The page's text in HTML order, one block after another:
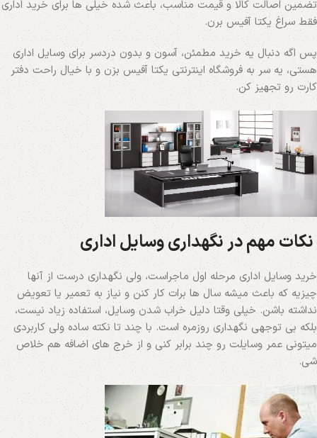
تضمین اصالت کالا و قیمت مناسب، باعث شده خیلی‌ ها برای خرید اداری
فقط سراغ یکتا آفیس برن.
پس اگه دنبال یه خرید مطمئن، آسون و بدون دردسر برای وسایل اداری
هستی، یه سر به فروشگاه اینترنتی یکتا آفیس بزن و با خیال راحت دفتر
کارت رو تجهیز کن.
نکات مهم در نگهداری وسایل اداری
خرید وسایل اداری مرحله‌ اول ماجراست، ولی نگهداری درست از آنها
چیزیه که باعث میشه سال‌ ها برات کار کنن و نیاز به تعمیر یا تعویض
نداشته باشن. خیلی وقتا دلیل خراب شدن وسایل، استفاده زیاد نیست،
بلکه بی توجهی نگهداری روزمره است. با چند تا نکته ساده ولی کاربردی
میتونی عمر وسایلت رو چند برابر کنی و از خرج‌ های اضافه هم خلاص
شی.